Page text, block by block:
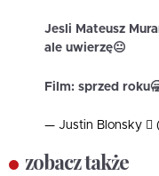
Jesli Mateusz
ale uwierzę😐
Film: sprzed
— Justin Blonsky 
zobacz także